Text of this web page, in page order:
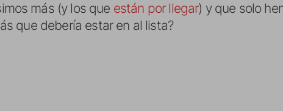
más (y los que están por llegar) y que solo
que debería estar en al lista?